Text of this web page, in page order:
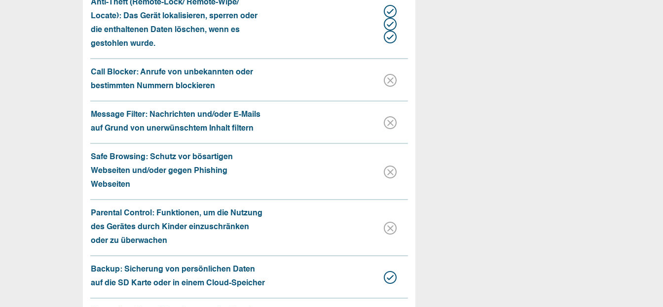
Anti-Theft (Remote-Lock/ Remote-Wipe/
Locate): Das Gerät lokalisieren, sperren oder
die enthaltenen Daten löschen, wenn es
gestohlen wurde.
Call Blocker: Anrufe von unbekannten oder
bestimmten Nummern blockieren
Message Filter: Nachrichten und/oder E-Mails
auf Grund von unerwünschtem Inhalt filtern
Safe Browsing: Schutz vor bösartigen
Webseiten und/oder gegen Phishing
Webseiten
Parental Control: Funktionen, um die Nutzung
des Gerätes durch Kinder einzuschränken
oder zu überwachen
Backup: Sicherung von persönlichen Daten
auf die SD Karte oder in einem Cloud-Speicher